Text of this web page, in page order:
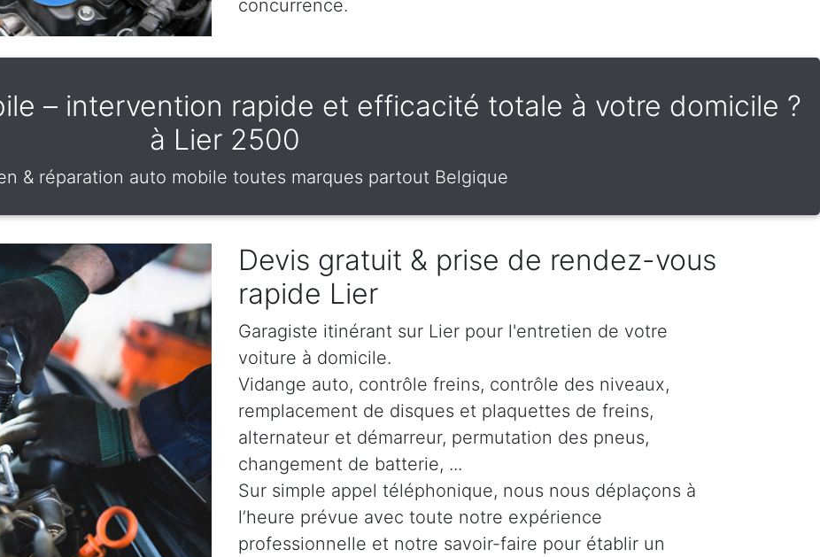
concurrence.
– intervention rapide et efficacité totale à votre domicile ?
à Lier 2500
& réparation auto mobile toutes marques partout Belgique
Devis gratuit & prise de rendez-vous
rapide Lier
Garagiste itinérant sur Lier pour l'entretien de votre
voiture à domicile.
Vidange auto, contrôle freins, contrôle des niveaux,
remplacement de disques et plaquettes de freins,
alternateur et démarreur, permutation des pneus,
changement de batterie, ...
Sur simple appel téléphonique, nous nous déplaçons à
l’heure prévue avec toute notre expérience
professionnelle et notre savoir-faire pour établir un